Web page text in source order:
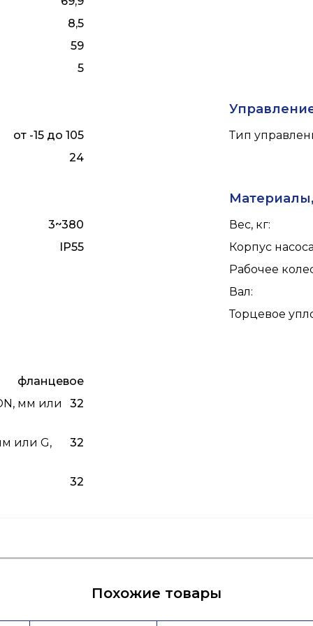
8,5
59
5
от -15 до 105
24
Тип
3~380
IP55
Вес, кг:
Корпус
Рабочее
Вал:
Торцевое
фланцевое
мм или
32
или G, 32
32
Похожие товары